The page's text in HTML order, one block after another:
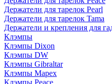
Держатели для тарелок Pearl
Держатели для тарелок Tama
Держатели и крепления для
Клэмпы
Клэмпы Dixon
Клэмпы DW
Клэмпы Gibraltar
Клэмпы Mapex
Клэмпы Peace